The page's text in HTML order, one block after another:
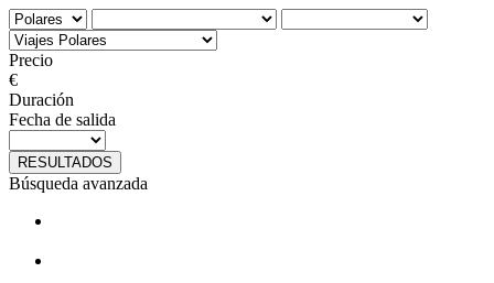
Precio
€
Duración
Fecha de salida
RESULTADOS
Búsqueda avanzada